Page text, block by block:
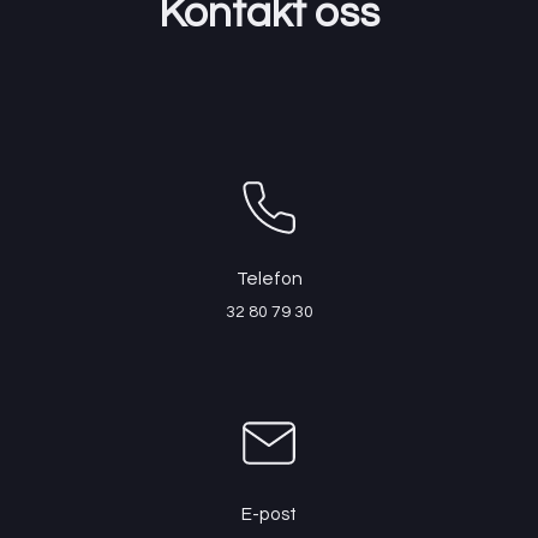
Kontakt oss
Telefon
32 80 79 30
E-post